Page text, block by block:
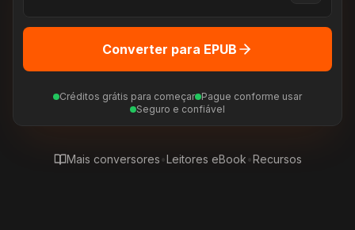
Converter para EPUB
Créditos grátis para começar Pague conforme usar
Seguro e confiável
Mais conversores•Leitores eBook•Recursos